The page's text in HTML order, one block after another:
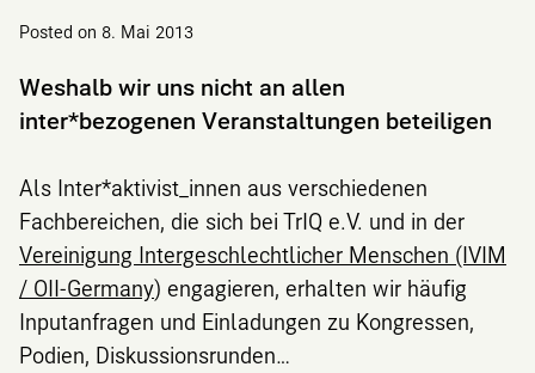
Posted on 8. Mai 2013
Weshalb wir uns nicht an allen
inter*bezogenen Veranstaltungen beteiligen
Als Inter*aktivist_innen aus verschiedenen
Fachbereichen, die sich bei TrIQ e.V. und in der
Vereinigung Intergeschlechtlicher Menschen (IVIM
/ OII-Germany) engagieren, erhalten wir häufig
Inputanfragen und Einladungen zu Kongressen,
Podien, Diskussionsrunden…